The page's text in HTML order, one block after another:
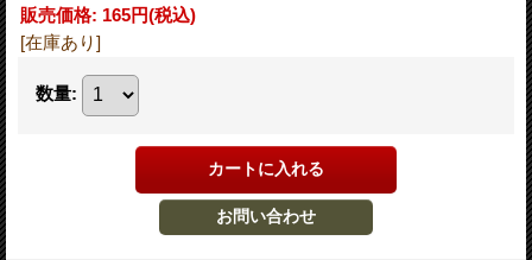
販売価格: 165円(税込)
[在庫あり]
数量: